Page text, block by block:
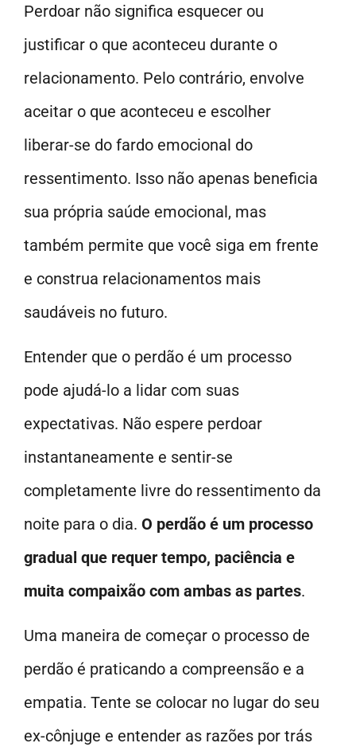
Perdoar não significa esquecer ou
justificar o que aconteceu durante o
relacionamento. Pelo contrário, envolve
aceitar o que aconteceu e escolher
liberar-se do fardo emocional do
ressentimento. Isso não apenas beneficia
sua própria saúde emocional, mas
também permite que você siga em frente
e construa relacionamentos mais
saudáveis no futuro.
Entender que o perdão é um processo
pode ajudá-lo a lidar com suas
expectativas. Não espere perdoar
instantaneamente e sentir-se
completamente livre do ressentimento da
noite para o dia. O perdão é um processo
gradual que requer tempo, paciência e
muita compaixão com ambas as partes.
Uma maneira de começar o processo de
perdão é praticando a compreensão e a
empatia. Tente se colocar no lugar do seu
ex-cônjuge e entender as razões por trás